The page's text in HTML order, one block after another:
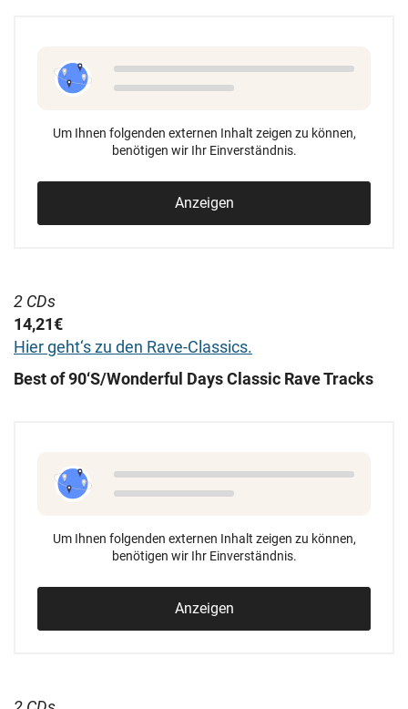
Um Ihnen folgenden externen Inhalt zeigen zu können,
benötigen wir Ihr Einverständnis.
Anzeigen
2 CDs
14,21€
Hier geht‘s zu den Rave-Classics.
Best of 90‘S/Wonderful Days Classic Rave Tracks
Um Ihnen folgenden externen Inhalt zeigen zu können,
benötigen wir Ihr Einverständnis.
Anzeigen